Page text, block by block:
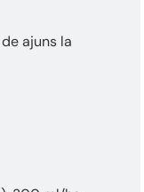
ajuns la